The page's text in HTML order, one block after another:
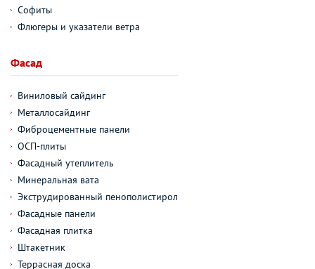
Софиты
Флюгеры и указатели ветра
Фасад
Виниловый сайдинг
Металлосайдинг
Фиброцементные панели
ОСП-плиты
Фасадный утеплитель
Минеральная вата
Экструдированный пенополистирол
Фасадные панели
Фасадная плитка
Штакетник
Террасная доска